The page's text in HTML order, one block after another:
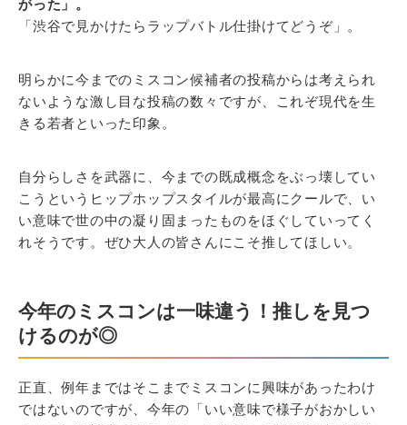
がった」。
「渋谷で見かけたらラップバトル仕掛けてどうぞ」。
明らかに今までのミスコン候補者の投稿からは考えられ
ないような激し目な投稿の数々ですが、これぞ現代を生
きる若者といった印象。
自分らしさを武器に、今までの既成概念をぶっ壊してい
こうというヒップホップスタイルが最高にクールで、い
い意味で世の中の凝り固まったものをほぐしていってく
れそうです。ぜひ大人の皆さんにこそ推してほしい。
今年のミスコンは一味違う！推しを見つ
けるのが◎
正直、例年まではそこまでミスコンに興味があったわけ
ではないのですが、今年の「いい意味で様子がおかしい